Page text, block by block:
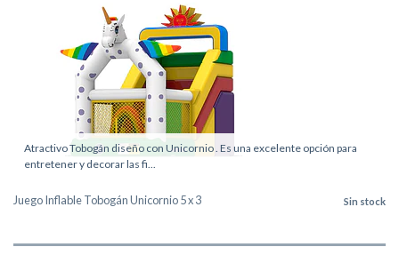
Atractivo Tobogán diseño con Unicornio . Es una excelente opción para
entretener y decorar las fi...
Juego Inflable Tobogán Unicornio 5 x 3 Sin stock